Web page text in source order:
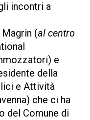
incontri a
(al centro
e
della
e Attività
che ci ha
del Comune di